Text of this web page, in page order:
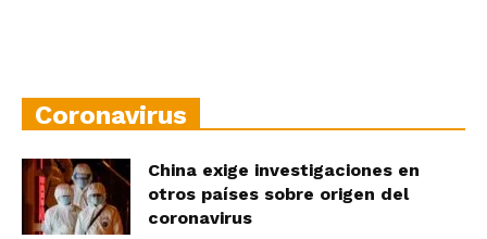
Coronavirus
China exige investigaciones en
otros países sobre origen del
coronavirus